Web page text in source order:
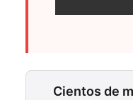
Cientos de